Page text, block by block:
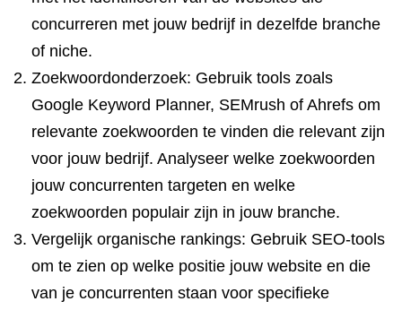
concurreren met jouw bedrijf in dezelfde branche
of niche.
Zoekwoordonderzoek: Gebruik tools zoals
Google Keyword Planner, SEMrush of Ahrefs om
relevante zoekwoorden te vinden die relevant zijn
voor jouw bedrijf. Analyseer welke zoekwoorden
jouw concurrenten targeten en welke
zoekwoorden populair zijn in jouw branche.
Vergelijk organische rankings: Gebruik SEO-tools
om te zien op welke positie jouw website en die
van je concurrenten staan voor specifieke